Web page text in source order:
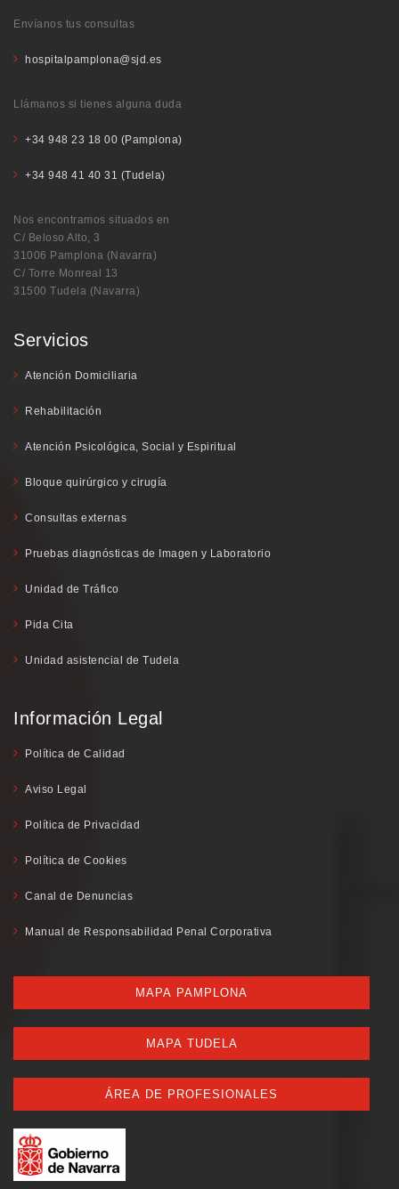
Envíanos tus consultas
hospitalpamplona@sjd.es
Llámanos si tienes alguna duda
+34 948 23 18 00 (Pamplona)
+34 948 41 40 31 (Tudela)
Nos encontramos situados en
C/ Beloso Alto, 3
31006 Pamplona (Navarra)
C/ Torre Monreal 13
31500 Tudela (Navarra)
Servicios
Atención Domiciliaria
Rehabilitación
Atención Psicológica, Social y Espiritual
Bloque quirúrgico y cirugía
Consultas externas
Pruebas diagnósticas de Imagen y Laboratorio
Unidad de Tráfico
Pida Cita
Unidad asistencial de Tudela
Información Legal
Política de Calidad
Aviso Legal
Política de Privacidad
Política de Cookies
Canal de Denuncias
Manual de Responsabilidad Penal Corporativa
MAPA PAMPLONA
MAPA TUDELA
ÁREA DE PROFESIONALES